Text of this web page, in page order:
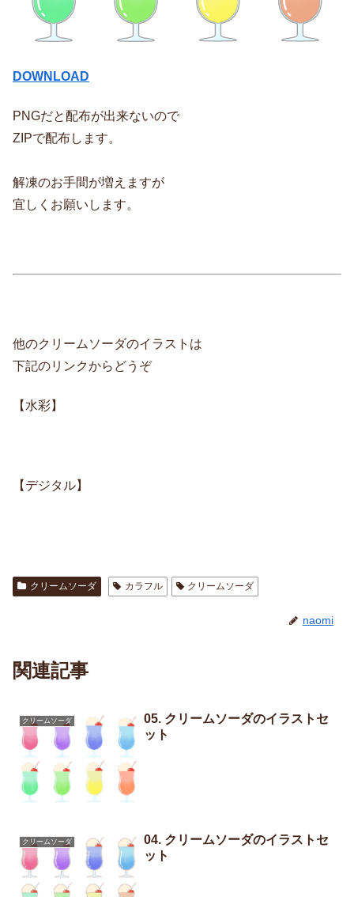
DOWNLOAD
PNGだと配布が出来ないので
ZIPで配布します。
解凍のお手間が増えますが
宜しくお願いします。
他のクリームソーダのイラストは
下記のリンクからどうぞ
【水彩】
【デジタル】
クリームソーダ カラフル クリームソーダ
naomi
関連記事
クリームソーダ
05. クリームソーダのイラストセ
ット
クリームソーダ
04. クリームソーダのイラストセ
ット